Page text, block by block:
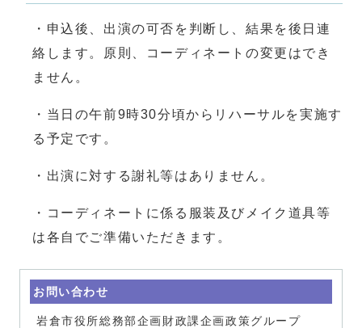
・申込後、出演の可否を判断し、結果を後日連
絡します。原則、コーディネートの変更はでき
ません。
・当日の午前9時30分頃からリハーサルを実施す
る予定です。
・出演に対する謝礼等はありません。
・コーディネートに係る服装及びメイク道具等
は各自でご準備いただきます。
お問い合わせ
岩倉市役所総務部企画財政課企画政策グループ